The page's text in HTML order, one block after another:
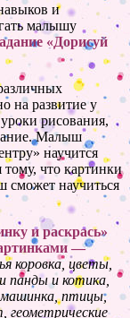
и
малышу
«Дорисуй
на развитие у
рисования,
Малыш
научится
что картинки
сможет научиться
и раскрась»
—
коровка, цветы,
панды и котика,
машинка, птицы,
геометрические